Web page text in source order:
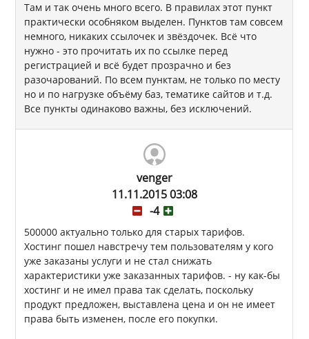
Там и так очень много всего. В правилах этот пункт
практически особняком выделен. Пунктов там совсем
немного, никаких ссылочек и звёздочек. Всё что
нужно - это прочитать их по ссылке перед
регистрацией и всё будет прозрачно и без
разочарований. По всем пунктам, не только по месту
но и по нагрузке объёму баз, тематике сайтов и т.д.
Все пункты одинаково важны, без исключений.
venger
11.11.2015 03:08
-4
500000 актуально только для старых тарифов.
Хостинг пошел навстречу тем пользователям у кого
уже заказаны услуги и не стал снижать
характеристики уже заказанных тарифов. - ну как-бы
хостинг и не имел права так сделать, поскольку
продукт предложен, выставлена цена и он не имеет
права быть изменен, после его покупки.